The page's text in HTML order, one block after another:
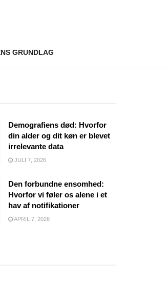
GRUNDLAG
Demografiens død: Hvorfor
din alder og dit køn er blevet
irrelevante data
JULI 7, 2026
Den forbundne ensomhed:
Hvorfor vi føler os alene i et
hav af notifikationer
APRIL 7, 2026